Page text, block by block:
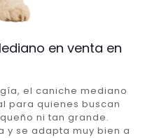
en venta en
el caniche mediano
para quienes buscan
ni tan grande.
y se adapta muy bien a